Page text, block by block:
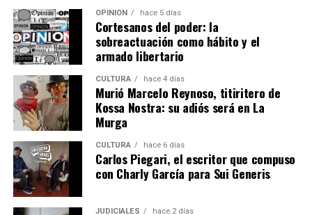
OPINIÓN hace 5 días
Cortesanos del poder: la
sobreactuación como hábito y el
armado libertario
CULTURA hace 4 días
Murió Marcelo Reynoso, titiritero de
Kossa Nostra: su adiós será en La
Murga
CULTURA hace 6 días
Carlos Piegari, el escritor que compuso
con Charly García para Sui Generis
JUDICIALES hace 2 días